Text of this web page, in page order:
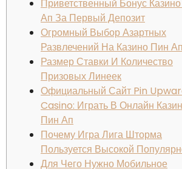
Приветственный Бонус
Ап За Первый Депозит
Огромный Выбор Азартных
Развлечений На Казино Пин Ап
Размер Ставки И Количество
Призовых Линеек
Официальный Сайт Pin
Casino: Играть В Онлайн
Пин Ап
Почему Игра Лига Шторма
Пользуется Высокой
Для Чего Нужно Мобильное